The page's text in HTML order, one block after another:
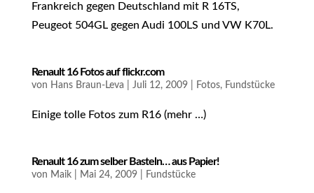
Frankreich gegen Deutschland mit R 16TS,
Peugeot 504GL gegen Audi 100LS und VW K70L.
Renault 16 Fotos auf flickr.com
von Hans Braun-Leva Juli 12, 2009| Fotos, Fundstücke
Einige tolle Fotos zum R16 (mehr …)
Renault 16 zum selber Basteln… aus Papier!
von Maik| Mai 24, 2009| Fundstücke